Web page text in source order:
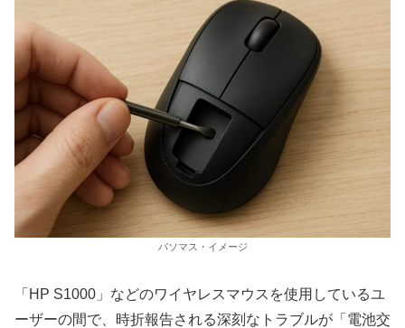
パソマス・イメージ
「HP S1000」などのワイヤレスマウスを使用しているユ
ーザーの間で、時折報告される深刻なトラブルが「電池交